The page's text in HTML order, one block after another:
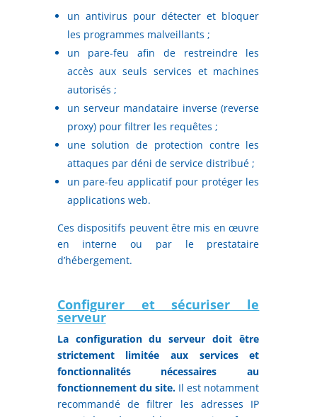
un antivirus pour détecter et bloquer
les programmes malveillants ;
un pare-feu afin de restreindre les
accès aux seuls services et machines
autorisés ;
un serveur mandataire inverse (reverse
proxy) pour filtrer les requêtes ;
une solution de protection contre les
attaques par déni de service distribué ;
un pare-feu applicatif pour protéger les
applications web.
Ces dispositifs peuvent être mis en œuvre
en interne ou par le prestataire
d’hébergement.
Configurer et sécuriser le
serveur
La configuration du serveur doit être
strictement limitée aux services et
fonctionnalités nécessaires au
fonctionnement du site.Il est notamment
recommandé de filtrer les adresses IP